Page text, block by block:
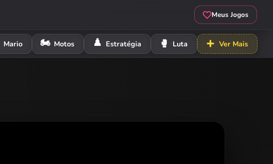
Meus Jogos
Mario 🏍️ Motos ♟️ Estratégia 🥊 Luta ➕ Ver Mais